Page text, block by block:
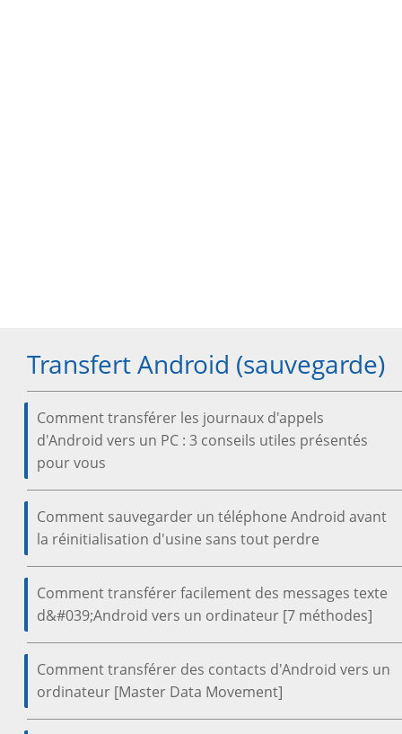
Transfert Android (sauvegarde)
Comment transférer les journaux d'appels
d'Android vers un PC : 3 conseils utiles présentés
pour vous
Comment sauvegarder un téléphone Android avant
la réinitialisation d'usine sans tout perdre
Comment transférer facilement des messages texte
d&#039;Android vers un ordinateur [7 méthodes]
Comment transférer des contacts d'Android vers un
ordinateur [Master Data Movement]